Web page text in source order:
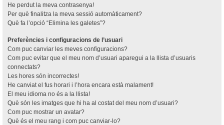
He perdut la meva contrasenya!
Per què finalitza la meva sessió automàticament?
Què fa l’opció “Elimina les galetes”?
Preferències i configuracions de l’usuari
Com puc canviar les meves configuracions?
Com puc evitar que el meu nom d’usuari aparegui a la llista d’usuaris
connectats?
Les hores són incorrectes!
He canviat el fus horari i l’hora encara està malament!
El meu idioma no és a la llista!
Què són les imatges que hi ha al costat del meu nom d’usuari?
Com puc mostrar un avatar?
Què és el meu rang i com puc canviar-lo?